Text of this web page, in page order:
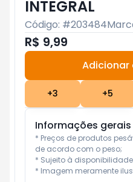
INTEGRAL
Código: #203484
R$ 9,99
Adicionar
+3 +5
Informações gerais
* Preços de produtos
de acordo com o peso;
* Sujeito à
* Imagem meramente